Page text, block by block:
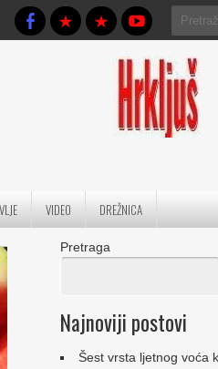
VIDEO DREŽNICA
Pretraga
Najnoviji postovi
Šest vrsta ljetnog voća